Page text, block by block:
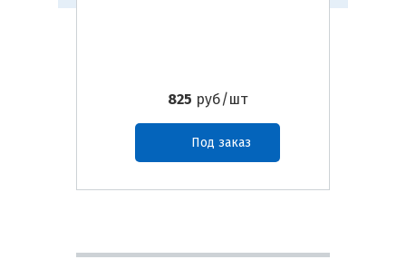
825 руб/шт
Под заказ